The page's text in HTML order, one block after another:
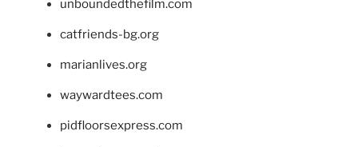
unboundedthefilm.com
catfriends-bg.org
marianlives.org
waywardtees.com
pidfloorsexpress.com